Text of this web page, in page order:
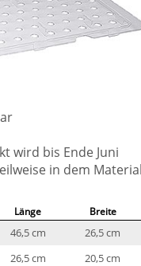
wird bis Ende Juni
in dem
Länge Breite
46,5 cm
26,5 cm
26,5 cm
20,5 cm